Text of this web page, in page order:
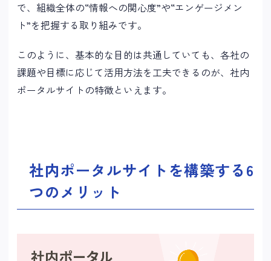
で、組織全体の“情報への関心度”や“エンゲージメン
ト”を把握する取り組みです。
このように、基本的な目的は共通していても、各社の
課題や目標に応じて活用方法を工夫できるのが、社内
ポータルサイトの特徴といえます。
社内ポータルサイトを構築する6
つのメリット